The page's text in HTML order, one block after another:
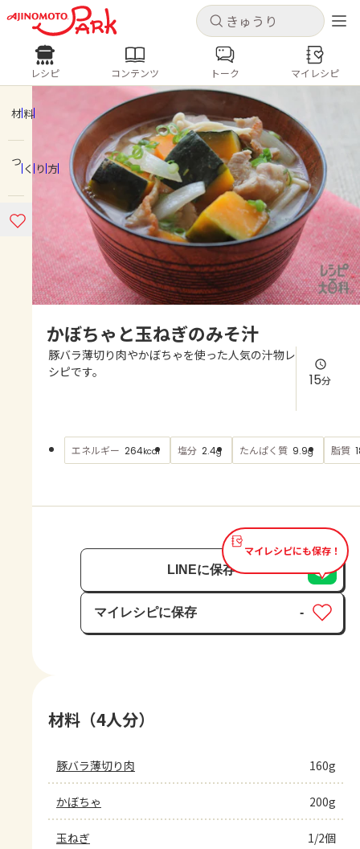
キャンセル
ログインするとレシピを保存できます
ログイン 新規登録
ホーム
コンテンツ
レシピ
よくあるお問い合わせ
AJINOMOTO PARK とは
キャンセル
レシピ コンテンツ
人気の食材・レシピ
きゅうり なす トマト
とうもろこし
ピーマン
みょうが ゴーヤ
レシピ コンテンツ トーク マイレシピ
材料
つくり方
かぼちゃと玉ねぎのみそ汁
豚バラ薄切り肉やかぼちゃを使った人気の汁物レ
シピです。
15分
エネルギー 264kcal 塩分 2.4g たんぱく質 9.9g 脂質
マイレシピにも保存！
LINEに保存
マイレシピに保存
保存済み
-
材料（4人分）
豚バラ薄切り肉 160g
かぼちゃ 200g
玉ねぎ 1/2個